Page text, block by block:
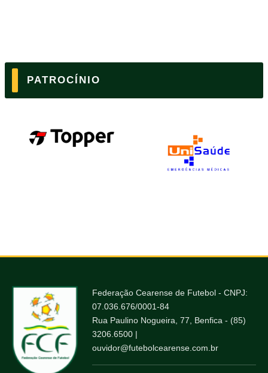
PATROCÍNIO
Federação Cearense de Futebol - CNPJ:
07.036.676/0001-84
Rua Paulino Nogueira, 77, Benfica - (85)
3206.6500 |
ouvidor@futebolcearense.com.br